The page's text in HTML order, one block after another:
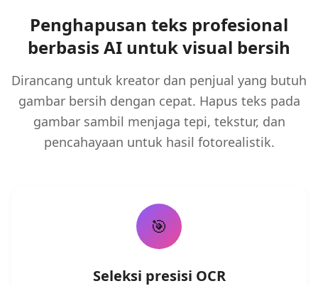
Penghapusan teks profesional
berbasis AI untuk visual bersih
Dirancang untuk kreator dan penjual yang butuh
gambar bersih dengan cepat. Hapus teks pada
gambar sambil menjaga tepi, tekstur, dan
pencahayaan untuk hasil fotorealistik.
🎯
Seleksi presisi OCR